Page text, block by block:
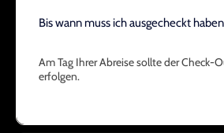
Bis wann muss ich ausgecheckt
Am Tag Ihrer Abreise sollte der Check-
erfolgen.